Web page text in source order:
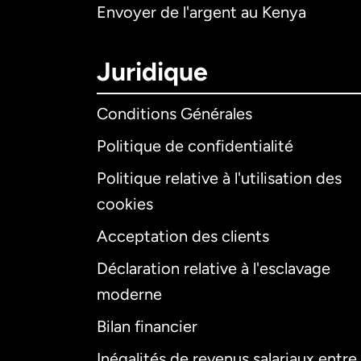
Envoyer de l'argent au Kenya
Juridique
Conditions Générales
Politique de confidentialité
Politique relative à l'utilisation des
cookies
Acceptation des clients
Déclaration relative à l'esclavage
moderne
Bilan financier